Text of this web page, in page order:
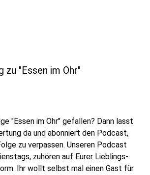
zu "Essen im Ohr"
"Essen im Ohr" gefallen? Dann lasst
da und abonniert den Podcast,
zu verpassen. Unseren Podcast
zuhören auf Eurer Lieblings-
Ihr wollt selbst mal einen Gast für